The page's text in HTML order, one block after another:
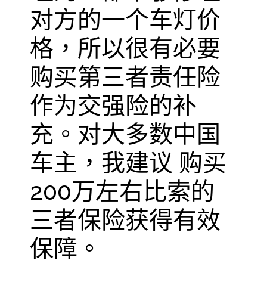
对方的一个车灯价
格，所以很有必要
购买第三者责任险
作为交强险的补
充。对大多数中国
车主，我建议 购买
200万左右比索的
三者保险获得有效
保障。